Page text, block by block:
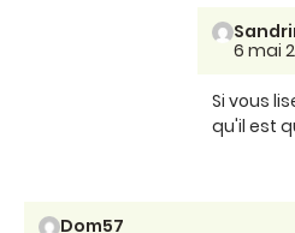
6 mai
Si vous
qu'il est
Dom57